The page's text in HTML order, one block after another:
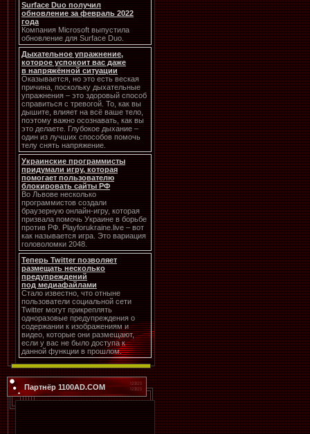
Surface Duo получил
обновление за февраль 2022
года
Компания Microsoft выпустила
обновление для Surface Duo.
Дыхательное упражнение,
которое успокоит вас даже
в напряжённой ситуации
Оказывается, но это есть веская
причина, поскольку дыхательные
упражнения – это здоровый способ
справиться с тревогой. То, как вы
дышите, влияет на всё ваше тело,
поэтому важно осознавать, как вы
это делаете. Глубокое дыхание –
один из лучших способов помочь
телу снять напряжение.
Украинские программисты
придумали игру, которая
помогает пользователю
блокировать сайты РФ
Во Львове несколько
программистов создали
браузерную онлайн-игру, которая
призвала помочь Украине в борьбе
против РФ. Playforukraine.live – вот
как называется игра. Это вариация
головоломки 2048.
Теперь Twitter позволяет
размещать несколько
предупреждений
под медиафайлами
Стало известно, что отныне
пользователи социальной сети
Twitter могут прикреплять
одноразовые предупреждения о
содержании к изображениям и
видео, которые они размещают,
если у вас не было доступа к
данной функции в прошлом.
Партнёр 1100AD.COM